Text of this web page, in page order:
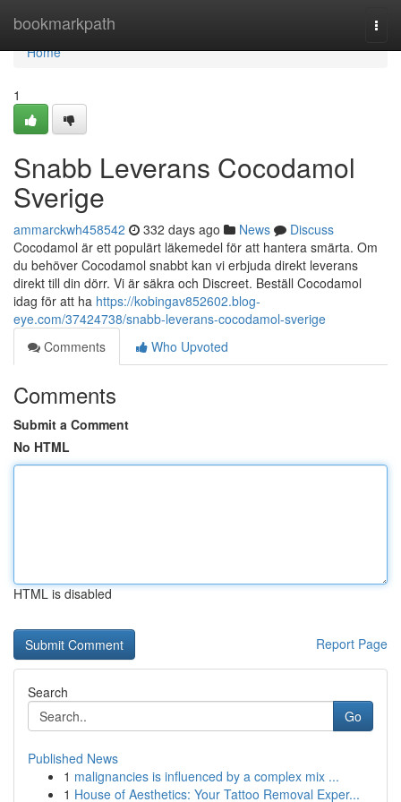
bookmarkpath
Home
Home
1
Snabb Leverans Cocodamol
Sverige
ammarckwh458542 332 days ago News
Discuss
Cocodamol är ett populärt läkemedel för att hantera smärta. Om
du behöver Cocodamol snabbt kan vi erbjuda direkt leverans
direkt till din dörr. Vi är säkra och Discreet. Beställ Cocodamol
idag för att ha https://kobingav852602.blog-
eye.com/37424738/snabb-leverans-cocodamol-sverige
Comments
Who Upvoted
Comments
Submit a Comment
No HTML
HTML is disabled
Report Page
Search
Go
Published News
1 malignancies is influenced by a complex mix ...
1 House of Aesthetics: Your Tattoo Removal Exper...